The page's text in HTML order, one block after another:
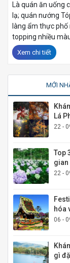
Là quán ăn uống
lạ; quán nướng
làng ẩm thực phố
topping nhiều màu
Xem chi tiết
MỚI
Lá
22 -
Top
gian
22 -
hóa
06 -
gì